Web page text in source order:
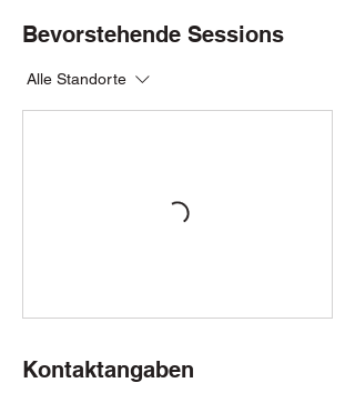
Bevorstehende Sessions
Alle Standorte
Kontaktangaben